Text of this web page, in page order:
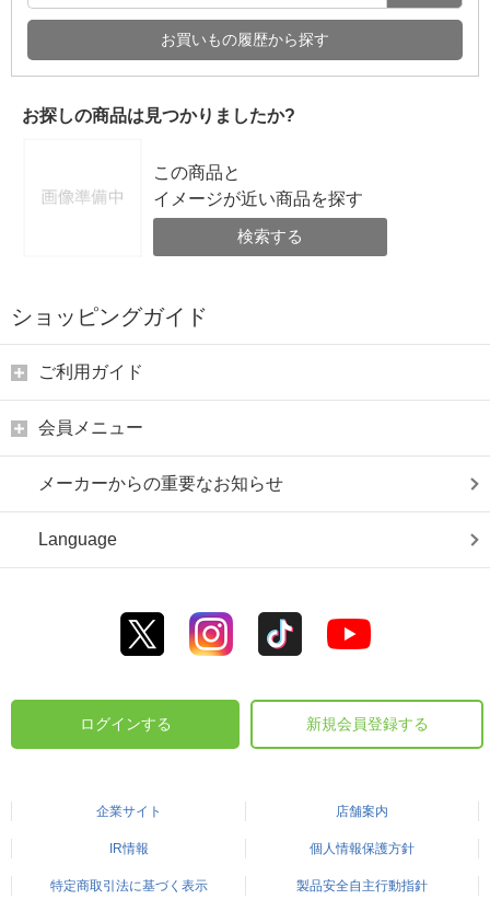
お買いもの履歴から探す
お探しの商品は見つかりましたか?
この商品と
イメージが近い商品を探す
検索する
ショッピングガイド
ご利用ガイド
会員メニュー
メーカーからの重要なお知らせ
Language
ログインする 新規会員登録する
企業サイト 店舗案内
IR情報 個人情報保護方針
特定商取引法に基づく表示 製品安全自主行動指針